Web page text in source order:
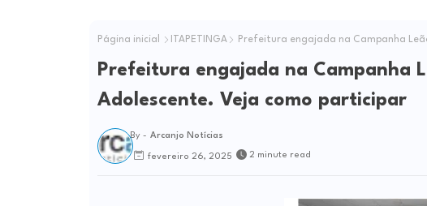
Página inicial ITAPETINGA Prefeitura engajada na Campanha
Prefeitura engajada na Campanha
Adolescente. Veja como participar
By - Arcanjo Notícias
fevereiro 26, 2025 2 minute read